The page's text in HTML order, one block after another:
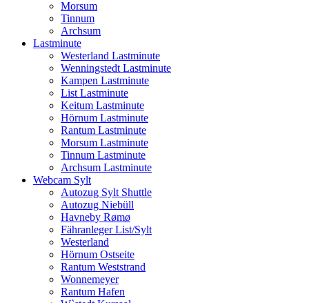
Morsum
Tinnum
Archsum
Lastminute
Westerland Lastminute
Wenningstedt Lastminute
Kampen Lastminute
List Lastminute
Keitum Lastminute
Hörnum Lastminute
Rantum Lastminute
Morsum Lastminute
Tinnum Lastminute
Archsum Lastminute
Webcam Sylt
Autozug Sylt Shuttle
Autozug Niebüll
Havneby Rømø
Fähranleger List/Sylt
Westerland
Hörnum Ostseite
Rantum Weststrand
Wonnemeyer
Rantum Hafen